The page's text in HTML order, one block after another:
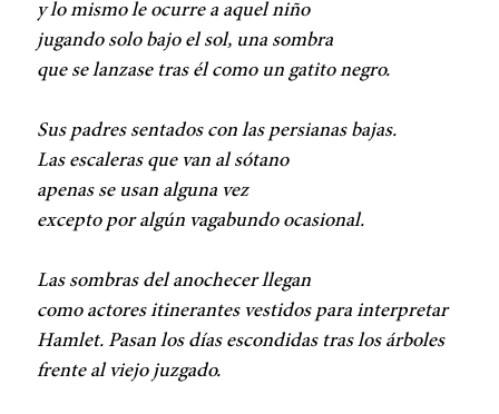
y lo mismo le ocurre a aquel niño
jugando solo bajo el sol, una sombra
que se lanzase tras él como un gatito negro.
Sus padres sentados con las persianas bajas.
Las escaleras que van al sótano
apenas se usan alguna vez
excepto por algún vagabundo ocasional.
Las sombras del anochecer llegan
como actores itinerantes vestidos para interpretar
Hamlet. Pasan los días escondidas tras los árboles
frente al viejo juzgado.